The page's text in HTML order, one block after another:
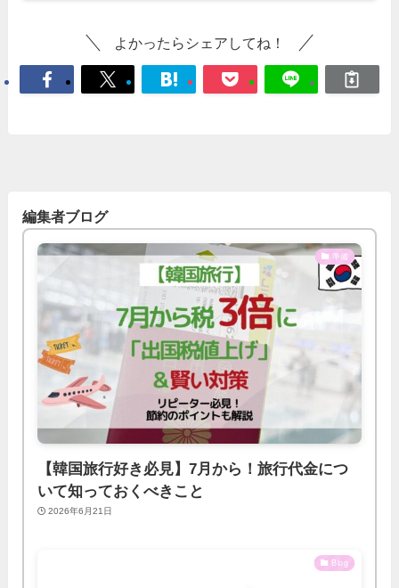
よかったらシェアしてね！
編集者ブログ
準備
【韓国旅行好き必見】7月から！旅行代金につ
いて知っておくべきこと
2026年6月21日
Blog